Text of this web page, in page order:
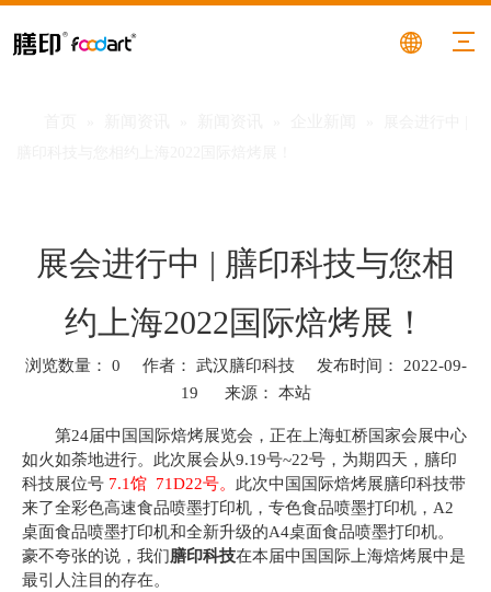
展会进行中 | 膳印科技与您相
约上海2022国际焙烤展！
浏览数量： 0 作者： 武汉膳印科技 发布时间： 2022-09-
19 来源： 本站
第24届中国国际焙烤展览会，正在上海虹桥国家会展中心
如火如荼地进行。此次展会从9.19号~22号，为期四天，膳印
科技展位号 7.1馆 71D22号。 此次中国国际焙烤展膳印科技带
来了全彩色高速食品喷墨打印机，专色食品喷墨打印机，A2
桌面食品喷墨打印机和全新升级的A4桌面食品喷墨打印机。
豪不夸张的说，我们膳印科技在本届中国国际上海焙烤展中是
最引人注目的存在。